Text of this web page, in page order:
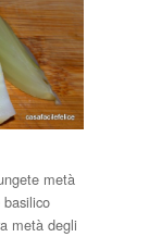
metà
metà degli